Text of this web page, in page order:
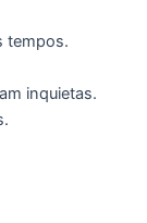
tempos.
inquietas.